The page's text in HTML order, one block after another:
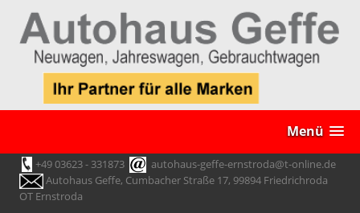
Menü
+49 03623 - 331873
autohaus-geffe-ernstroda@t-online.de
Autohaus Geffe, Cumbacher Straße 17, 99894 Friedrichroda
OT Ernstroda